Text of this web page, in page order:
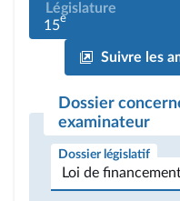
Législature
15e
Suivre les
Dossier
examinateur
Dossier législatif